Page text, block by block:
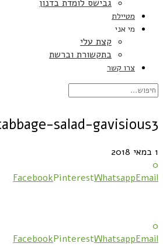
גבישס לומדת בדנון
מטיילת
מי אני
קצת עלי
בתקשורת וברשת
צרו קשר
salad-gavisious3
1 במאי 2018
0
FacebookPinterestWhatsappEmail
0
FacebookPinterestWhatsappEmail